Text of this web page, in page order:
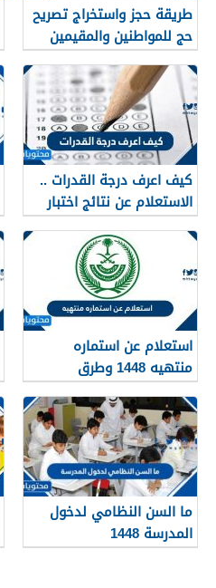
طريقة حجز واستخراج تصريح
حج للمواطنين والمقيمين
1448
كيف اعرف درجة القدرات ..
الاستعلام عن نتائج اختبار
القدرات 1448
استعلام عن استماره
منتهيه 1448 وطرق
تجديدها
ما السن النظامي لدخول
المدرسة 1448